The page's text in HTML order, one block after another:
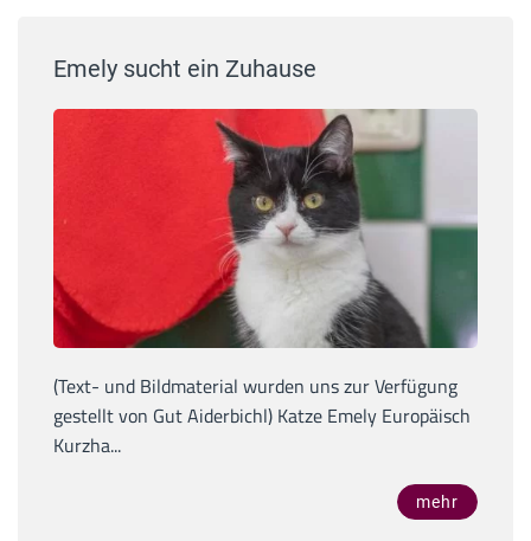
Emely sucht ein Zuhause
(Text- und Bildmaterial wurden uns zur Verfügung
gestellt von Gut Aiderbichl) Katze Emely Europäisch
Kurzha...
mehr